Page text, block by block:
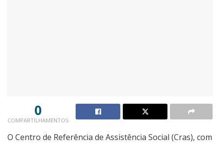
0
COMPARTILHAMENTOS
O Centro de Referência de Assistência Social (Cras), com